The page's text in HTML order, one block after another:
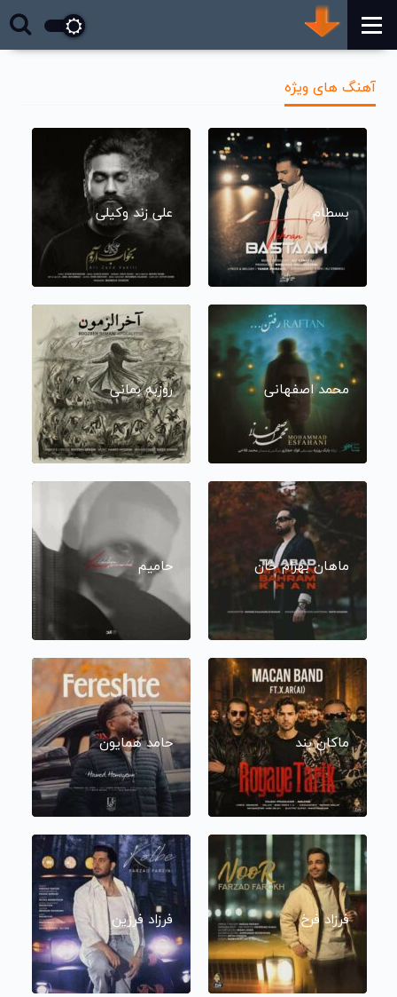
آهنگ های ویژه
بسطام علی زند وکیلی
محمد اصفهانی روزبه بمانی
ماهان بهرام خان حامیم
ماکان بند حامد همایون
فرزاد فرخ فرزاد فرزین